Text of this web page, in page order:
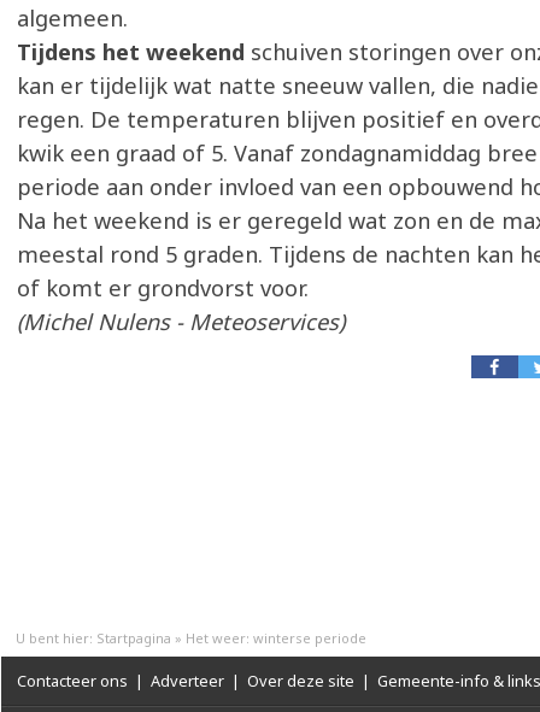
algemeen.
Tijdens het weekend schuiven storingen over
kan er tijdelijk wat natte sneeuw vallen, die
regen. De temperaturen blijven positief en
kwik een graad of 5. Vanaf zondagnamiddag
periode aan onder invloed van een opbouwend
Na het weekend is er geregeld wat zon en de
meestal rond 5 graden. Tijdens de nachten kan
of komt er grondvorst voor.
(Michel Nulens - Meteoservices)
U bent hier: Startpagina » Het weer: winterse periode
Contacteer ons | Adverteer | Over deze site | Gemeente-info & links